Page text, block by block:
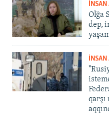
İNSAN
Olğa
dep,
İNSAN
qarşı